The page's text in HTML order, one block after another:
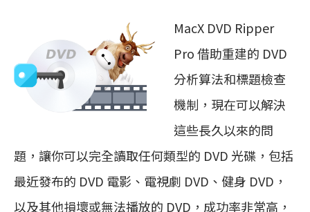
MacX DVD Ripper
Pro 借助重建的 DVD
分析算法和標題檢查
機制，現在可以解決
這些長久以來的問
題，讓你可以完全讀取任何類型的 DVD 光碟，包括
最近發布的 DVD 電影、電視劇 DVD、健身 DVD，
以及其他損壞或無法播放的 DVD，成功率非常高，